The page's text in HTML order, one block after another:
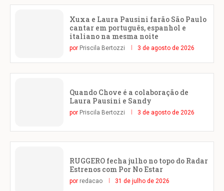
Xuxa e Laura Pausini farão São Paulo
cantar em português, espanhol e
italiano na mesma noite
por Priscila Bertozzi 3 de agosto de 2026
Quando Chove é a colaboração de
Laura Pausini e Sandy
por Priscila Bertozzi 3 de agosto de 2026
RUGGERO fecha julho no topo do Radar
Estrenos com Por No Estar
por redacao 31 de julho de 2026